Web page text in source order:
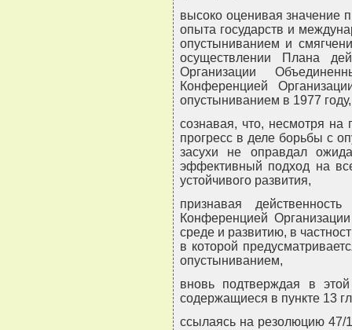
высоко оценивая значение
опыта государств и
опустыниванием и
осуществлении Плана
Организации
Конференцией
опустыниванием в 1977 году,
сознавая, что, несмотря
прогресс в деле борьбы с
засухи не оправдал
эффективный подход на
устойчивого развития,
признавая
Конференцией
среде и развитию, в
в которой
опустыниванием,
вновь подтверждая в этой
содержащиеся в пункте 13
ссылаясь на резолюцию 47/